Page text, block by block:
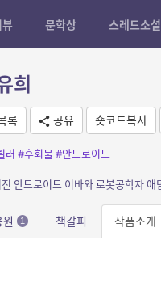
뷰 문학상 스레드소설
희
록 공유 숏코드복사
러 #후회물#안드로이드
1 책갈피 작품소개